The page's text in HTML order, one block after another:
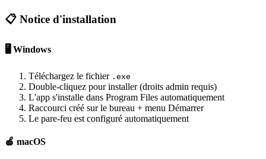
📋 Notice d'installation
🖥️ Windows
Téléchargez le fichier .exe
Double-cliquez pour installer (droits admin requis)
L'app s'installe dans Program Files automatiquement
Raccourci créé sur le bureau + menu Démarrer
Le pare-feu est configuré automatiquement
🍎 macOS